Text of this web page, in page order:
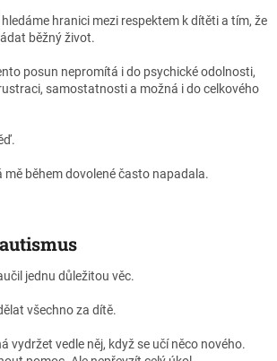
hranici mezi respektem k dítěti a tím, že
běžný život.
posun nepromítá i do psychické odolnosti,
samostatnosti a možná i do celkového
mě během dovolené často napadala.
jednu důležitou věc.
všechno za dítě.
vydržet vedle něj, když se učí něco nového.